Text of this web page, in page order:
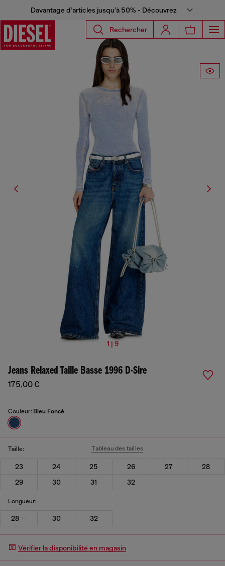
Davantage d’articles jusqu’à 50% - Découvrez
Rechercher
1 | 9
Jeans Relaxed Taille Basse 1996 D-Sire
175,00 €
Couleur: Bleu Foncé
Taille: Tableau des tailles
23 24 25 26 27
28
29
30 31 32
Longueur:
28 30 32
Vérifier la disponibilité en magasin